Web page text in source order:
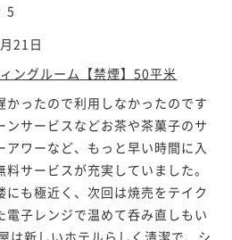
5
21日
ングルーム【禁煙】50平米
ったので利用しなかったのです
ンサービスなどお茶や茶菓子のサ
ワーなど、もっと早い時間に入
サービスが充実していました。
も極近く、次回は焼売をテイク
電子レンジで温めて呑み直しもい
は新しいホテルらしく清潔で、シ